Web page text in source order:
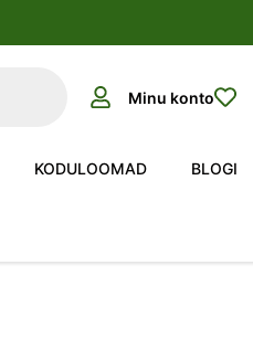
Minu konto
KODULOOMAD BLOGI